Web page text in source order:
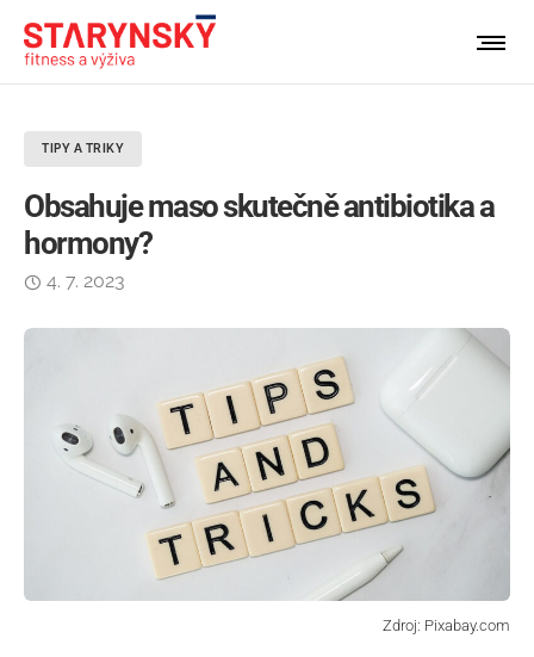
TIPY A TRIKY
Obsahuje maso skutečně antibiotika a
hormony?
4. 7. 2023